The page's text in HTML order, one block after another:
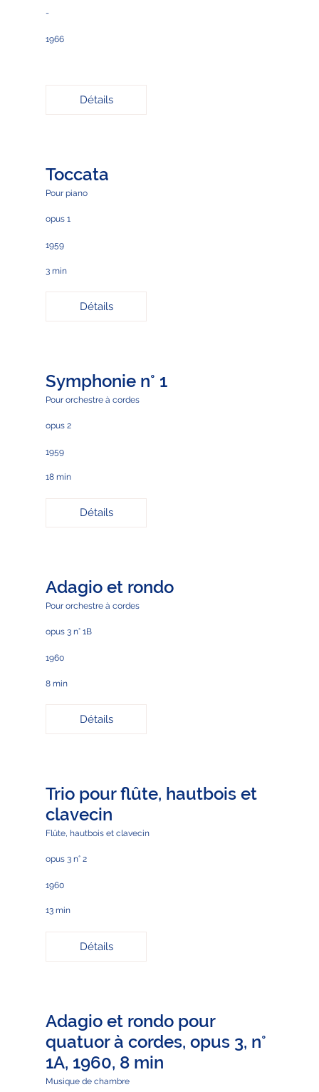
-
1966
Détails
Toccata
Pour piano
opus 1
1959
3 min
Détails
Symphonie n° 1
Pour orchestre à cordes
opus 2
1959
18 min
Détails
Adagio et rondo
Pour orchestre à cordes
opus 3 n° 1B
1960
8 min
Détails
Trio pour flûte, hautbois et
clavecin
Flûte, hautbois et clavecin
opus 3 n° 2
1960
13 min
Détails
Adagio et rondo pour
quatuor à cordes, opus 3, n°
1A, 1960, 8 min
Musique de chambre